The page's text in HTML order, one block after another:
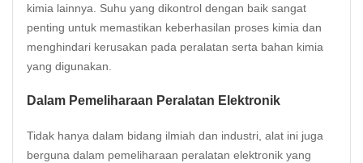
kimia lainnya. Suhu yang dikontrol dengan baik sangat
penting untuk memastikan keberhasilan proses kimia dan
menghindari kerusakan pada peralatan serta bahan kimia
yang digunakan.
Dalam Pemeliharaan Peralatan Elektronik
Tidak hanya dalam bidang ilmiah dan industri, alat ini juga
berguna dalam pemeliharaan peralatan elektronik yang